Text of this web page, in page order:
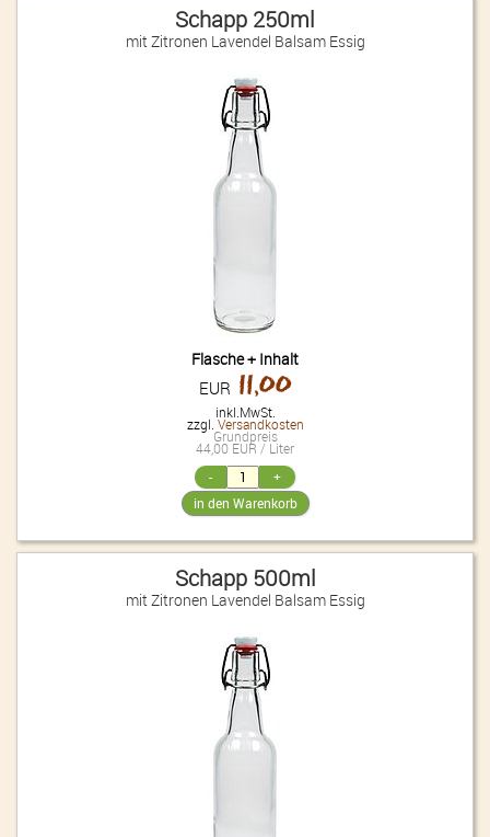
Schapp 250ml
mit Zitronen Lavendel Balsam Essig
Flasche + Inhalt
EUR 11,00
inkl.MwSt.
zzgl. Versandkosten
Grundpreis
44,00 EUR / Liter
Schapp 500ml
mit Zitronen Lavendel Balsam Essig